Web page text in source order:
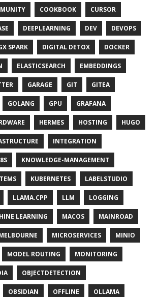
COOKBOOK CURSOR
DEEPLEARNING DEV DEVOPS
SPARK DIGITAL DETOX DOCKER
ELASTICSEARCH EMBEDDINGS
GARAGE GIT GITEA
GOLANG GPU GRAFANA
HERMES HOSTING HUGO
INTEGRATION
KNOWLEDGE-MANAGEMENT
KUBERNETES LABELSTUDIO
LLAMA.CPP LLM LOGGING
LEARNING MACOS MAINROAD
MICROSERVICES MINIO
MODEL ROUTING MONITORING
OBJECTDETECTION
OBSIDIAN OFFLINE OLLAMA